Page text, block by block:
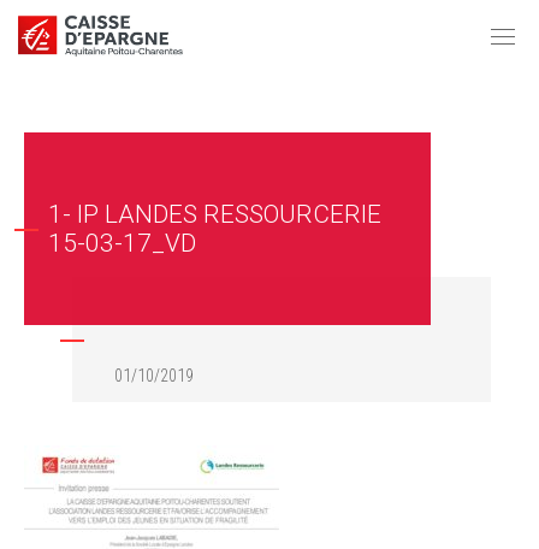
1- IP LANDES RESSOURCERIE
15-03-17_VD
01/10/2019